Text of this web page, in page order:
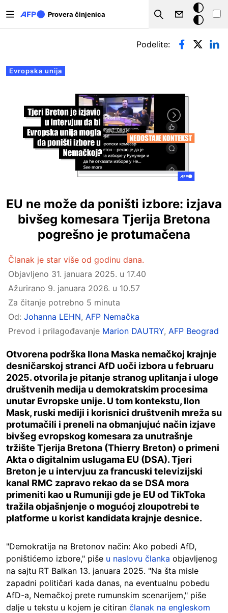
Provera činjenica
Search
Tamna
pozadina
Примарни табови
Evropska unija
Podelite:
EU ne može da poništi izbore: izjava
bivšeg komesara Tjerija Bretona
pogrešno je protumačena
Članak je star više od godinu dana.
Objavljeno 31. januara 2025. u 17.40
Ažurirano 9. januara 2026. u 10.57
Za čitanje potrebno 5 minuta
Od: Johanna LEHN, AFP Nemačka
Prevod i prilagođavanje Marion DAUTRY, AFP Beograd
Otvorena podrška Ilona Maska nemačkoj krajnje
desničarskoj stranci AfD uoči izbora u februaru
2025. otvorila je pitanje stranog uplitanja i uloge
društvenih medija u demokratskim procesima
unutar Evropske unije. U tom kontekstu, Ilon
Mask, ruski mediji i korisnici društvenih mreža su
protumačili i preneli na obmanjujuć način izjave
bivšeg evropskog komesara za unutrašnje
tržište Tjerija Bretona (Thierry Breton) o primeni
Akta o digitalnim uslugama EU (DSA). Tjeri
Breton je u intervjuu za francuski televizijski
kanal RMC zapravo rekao da se DSA mora
primeniti kao u Rumuniji gde je EU od TikToka
tražila objašnjenje o mogućoj zloupotrebi te
platforme u korist kandidata krajnje desnice.
"Demokratija na Bretonov način: Ako pobedi AfD,
poništićemo izbore," piše u naslovu članka objavljenog
na sajtu RT Balkan 13. januara 2025. "Na šta misle
zapadni političari kada danas, na eventualnu pobedu
AfD-a, Nemačkoj prete rumunskim scenarijem," piše
dalje u tekstu u kojem je citiran članak na engleskom